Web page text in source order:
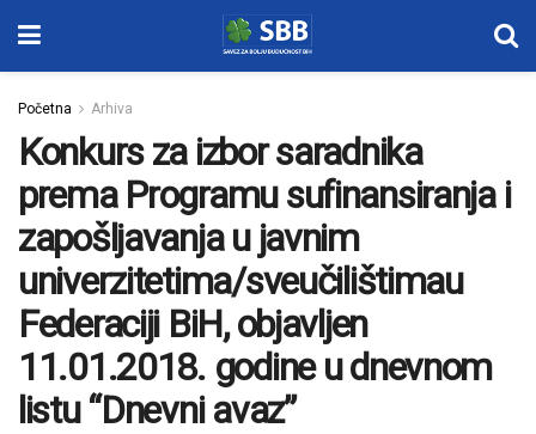
Početna Arhiva
Konkurs za izbor saradnika
prema Programu sufinansiranja i
zapošljavanja u javnim
univerzitetima/sveučilištimau
Federaciji BiH, objavljen
11.01.2018. godine u dnevnom
listu “Dnevni avaz”